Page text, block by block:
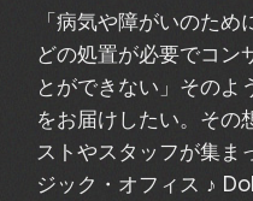
「病気や障がいのた
どの処置が必要でコン
とができない」そのよ
をお届けしたい。その
ストやスタッフが集ま
ジック・オフィス ♪